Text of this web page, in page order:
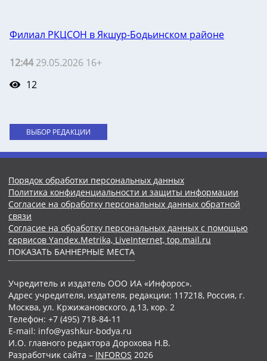
Филиал РКЦСОН в Якшур-Бодьинском районе
12:4429.05.2026 16+
12
ВЫБОР РЕДАКЦИИ
Порядок обработки персональных данных
Политика конфиденциальности и защиты информации
Согласие на обработку персональных данных обратной
связи
Согласие на обработку персональных данных с помощью
сервисов Yandex.Metrika, LiveInternet, top.mail.ru
ПОКАЗАТЬ БАННЕРНЫЕ МЕСТА
Учредитель и издатель ООО ИА «Инфорос».
Адрес учредителя, издателя, редакции: 117218, Россия, г.
Москва, ул. Кржижановского, д.13, кор. 2
Телефон: +7 (495) 718-84-11
E-mail: info@yashkur-bodya.ru
И.О. главного редактора Дорохова Н.В.
Разработчик сайта – INFOROS 2026